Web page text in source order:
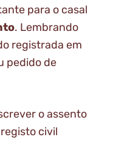
para o casal
. Lembrando
registrada em
pedido de
o assento
civil